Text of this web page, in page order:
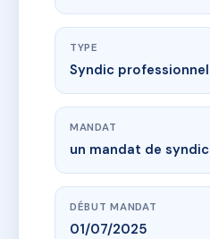
TYPE
Syndic professionnel
MANDAT
un mandat de syndic
DÉBUT MANDAT
01/07/2025